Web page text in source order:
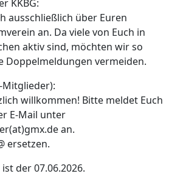
KKBG:
ausschließlich über Euren
an. Da viele von Euch in
aktiv sind, möchten wir so
Doppelmeldungen vermeiden.
Mitglieder):
willkommen! Bitte meldet Euch
E-Mail unter
an.
ersetzen.
der 07.06.2026.